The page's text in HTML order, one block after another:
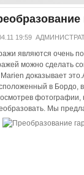
19:59
являются очень
можно сделать
доказывает
в Бордо,
фотографии,
Мы